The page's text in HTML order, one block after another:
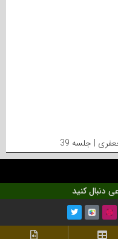
| جلسه 39
دنبال کنید